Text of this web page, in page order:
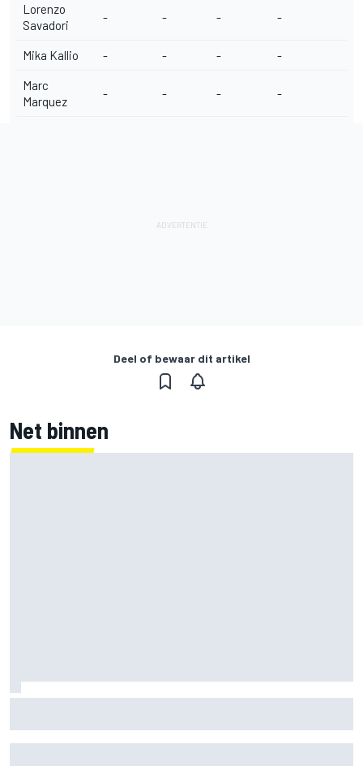
Lorenzo
Savadori
- - - -
Mika Kallio - - - -
Marc
Marquez
- - - -
Deel of bewaar dit artikel
Net binnen